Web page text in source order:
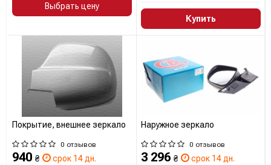
Выбрать цену
Купить
Покрытие, внешнее зеркало
0 отзывов
940 ₴
срок 14 дн.
Наружное зеркало
0 отзывов
3 296 ₴
срок 14 дн.